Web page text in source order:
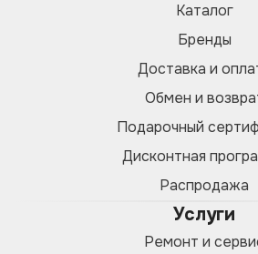
Каталог
Бренды
Доставка и
Обмен и
Подарочный
Дисконтная
Распродажа
Услуги
Ремонт и